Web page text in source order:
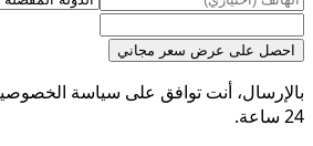
احصل على عرض سعر مجاني
بالإرسال، أنت توافق على سياسة
24 ساعة.